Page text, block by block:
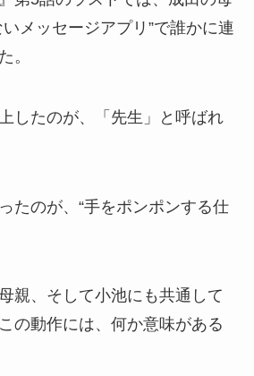
メッセージアプリ”で誰かに連
。
したのが、「先生」と呼ばれ
たのが、“手をポンポンする仕
親、そして小池にも共通して
の動作には、何か意味がある